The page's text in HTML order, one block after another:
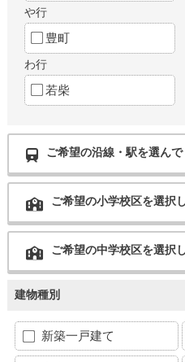
や行
豊町
わ行
若柴
ご希望の沿線・駅を選ん
ご希望の小学校区を選択
ご希望の中学校区を選択
建物種別
新築一戸建て